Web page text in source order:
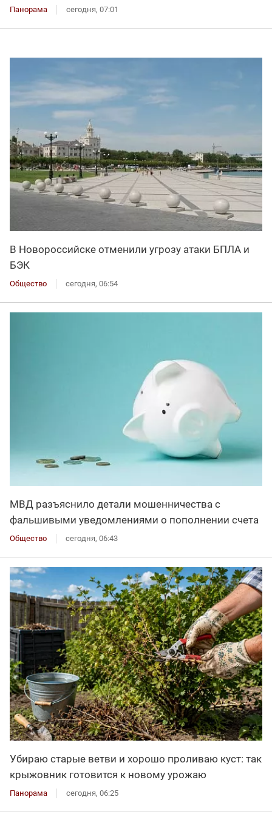
Панорама сегодня, 07:01
В Новороссийске отменили угрозу атаки БПЛА и
БЭК
Общество сегодня, 06:54
МВД разъяснило детали мошенничества с
фальшивыми уведомлениями о пополнении счета
Общество сегодня, 06:43
Убираю старые ветви и хорошо проливаю куст: так
крыжовник готовится к новому урожаю
Панорама сегодня, 06:25